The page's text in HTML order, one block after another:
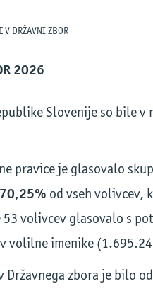
V DRŽAVNI ZBOR
2026
Slovenije so bile v
pravice je glasovalo
od vseh volivcev,
53 volivcev glasovalo s
volilne imenike
Državnega zbora je bilo